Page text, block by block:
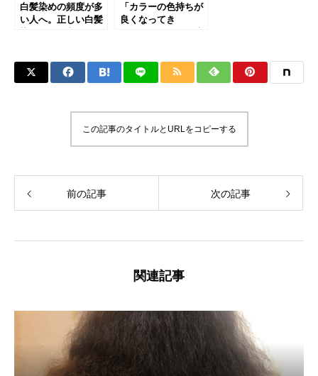
白髪染めの頻度が多
い人へ。正しい白髪
「カラーの色持ちが
良くなってき
施術方法。
この記事のタイトルとURLをコピーする
前の記事 次の記事
関連記事